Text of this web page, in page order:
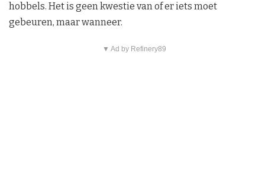
hobbels. Het is geen kwestie van of er iets moet
gebeuren, maar wanneer.
▼ Ad by Refinery89